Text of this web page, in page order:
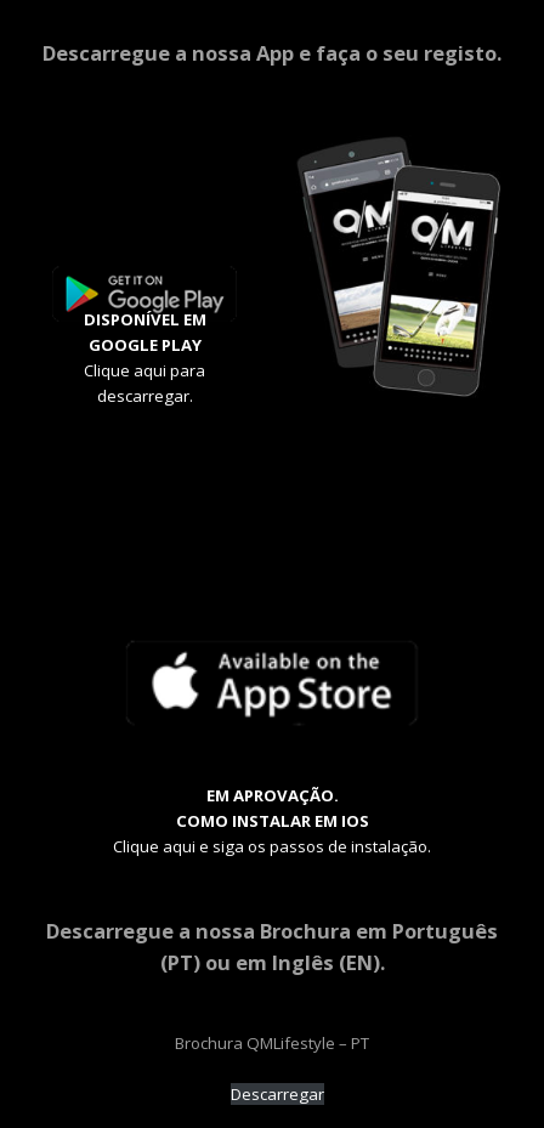
Descarregue a nossa App e faça o seu registo.
DISPONÍVEL EM
GOOGLE PLAY
Clique aqui para
descarregar.
EM APROVAÇÃO.
COMO INSTALAR EM IOS
Clique aqui e siga os passos de instalação.
Descarregue a nossa Brochura em Português
(PT) ou em Inglês (EN).
Brochura QMLifestyle – PT
Descarregar